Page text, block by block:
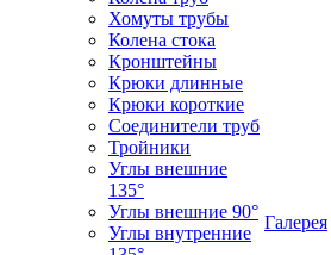
Хомуты трубы
Колена стока
Кронштейны
Крюки длинные
Крюки короткие
Соединители труб
Тройники
Углы внешние
135°
Углы внешние 90°
Углы внутренние
Галерея